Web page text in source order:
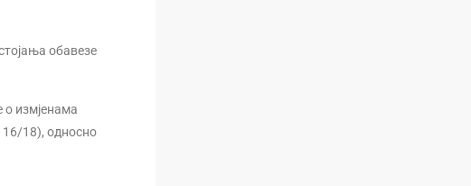
обавезе
о измјенама
16/18), односно